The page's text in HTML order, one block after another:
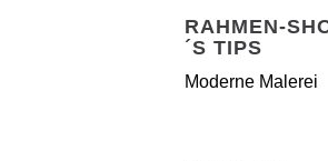
RAHMEN-
´S TIPS
Moderne Malerei